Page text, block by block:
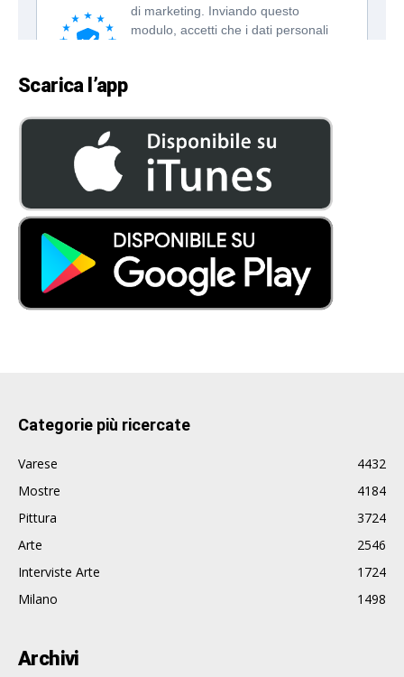
Scarica l’app
Categorie più ricercate
Varese
4432
Mostre
4184
Pittura
3724
Arte
2546
Interviste Arte
1724
Milano
1498
Archivi